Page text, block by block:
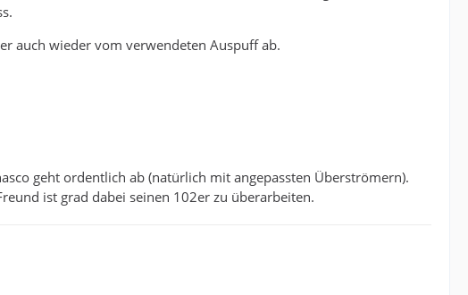
auch wieder vom verwendeten Auspuff ab.
geht ordentlich ab (natürlich mit angepassten Überströmern).
ist grad dabei seinen 102er zu überarbeiten.